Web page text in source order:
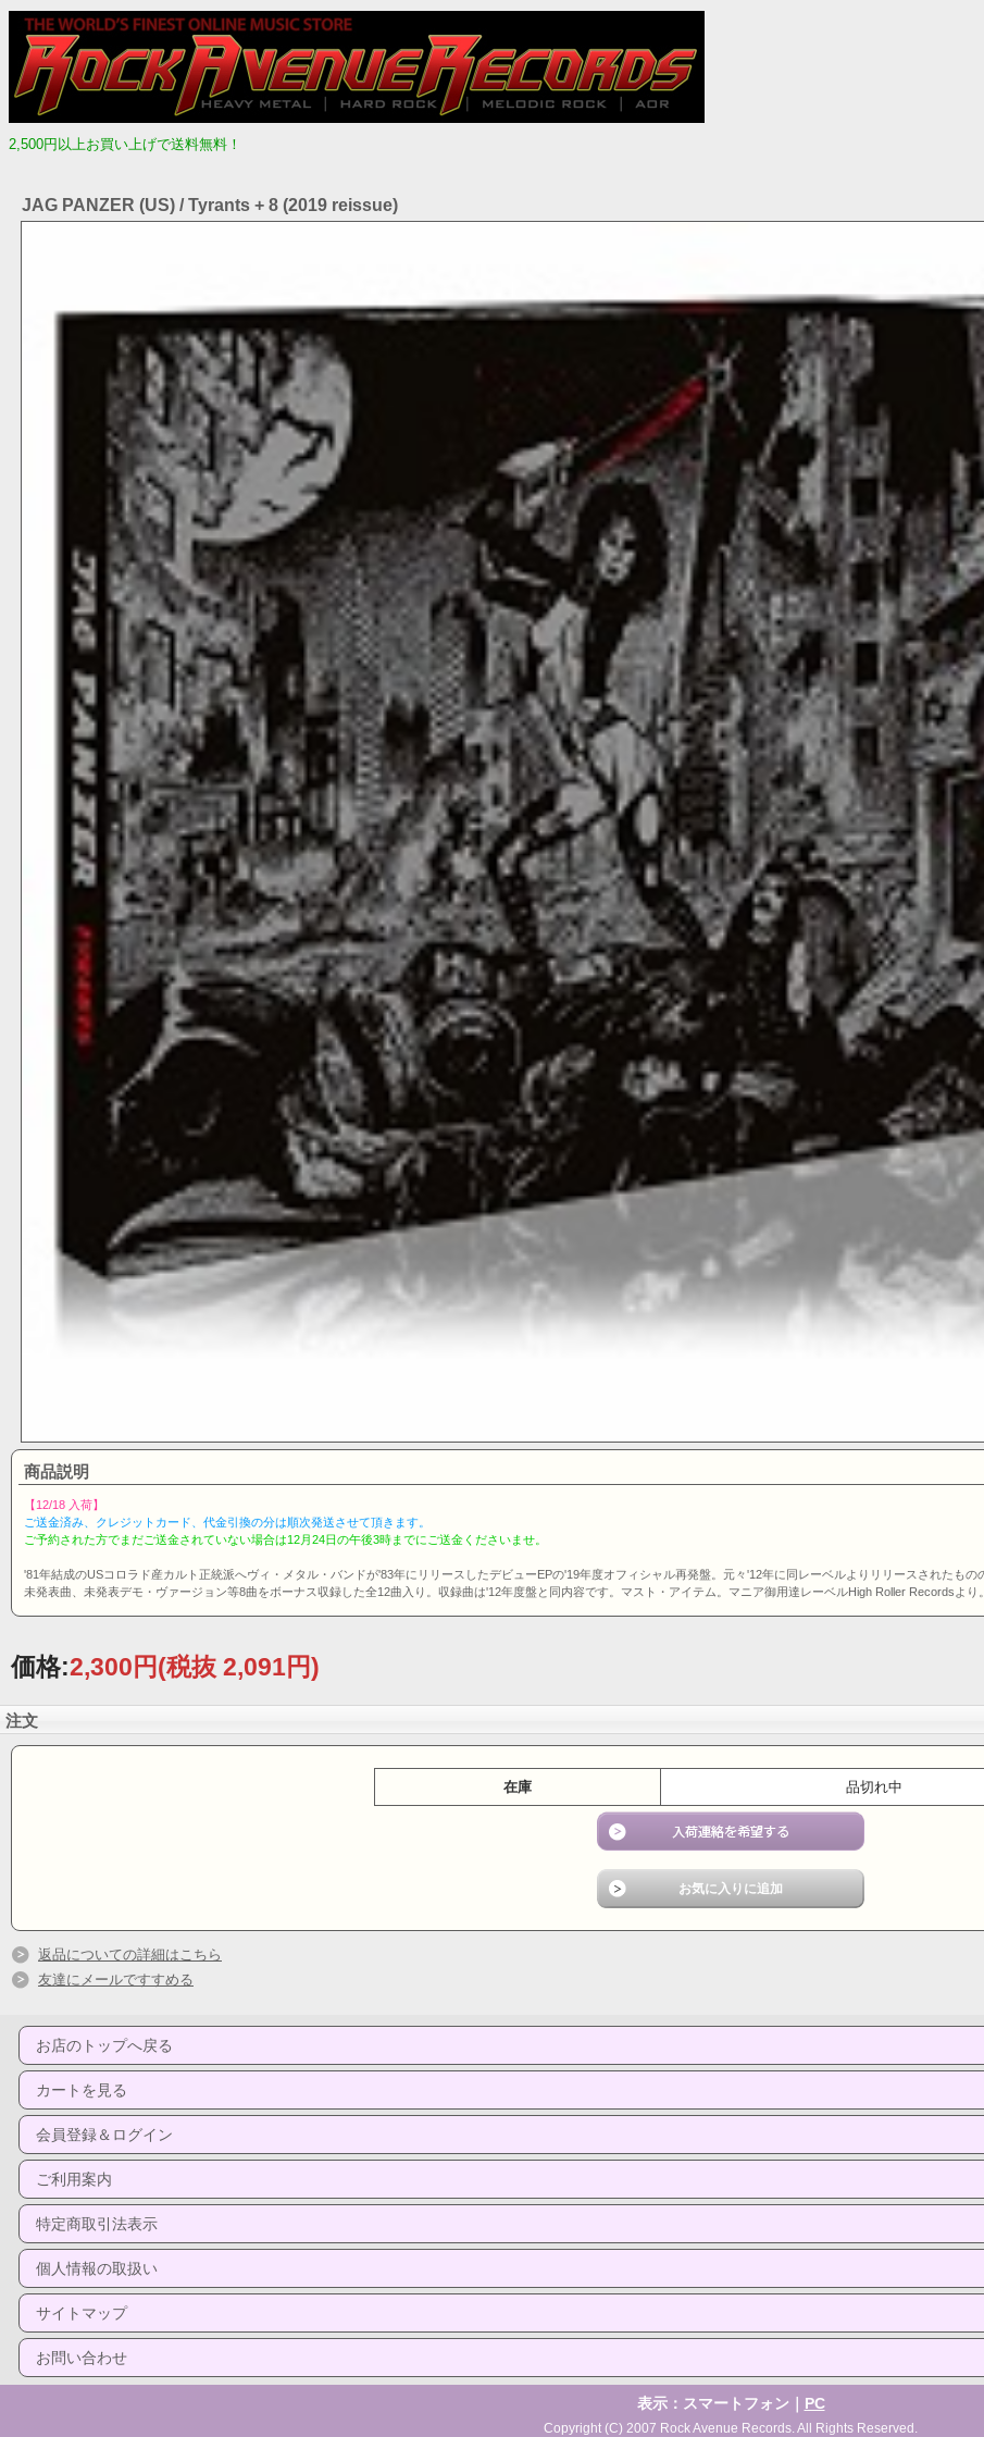
2,500円以上お買い上げで送料無料！
JAG PANZER (US) / Tyrants + 8 (2019 reissue)
商品説明
【12/18 入荷】
ご送金済み、クレジットカード、代金引換の分は順次発送させて頂きます。
ご予約された方でまだご送金されていない場合は12月24日の午後3時までにご送金くださいませ。
'81年結成のUSコロラド産カルト正統派へヴィ・メタル・バンドが'83年にリリースしたデビューEPの'19年度オフィシャル再発盤。元々'12年に同レーベルよりリリースされたも
未発表曲、未発表デモ・ヴァージョン等8曲をボーナス収録した全12曲入り。収録曲は'12年度盤と同内容です。マスト・アイテム。マニア御用達レーベルHigh Roller Recordsより
価格:2,300円(税抜 2,091円)
注文
在庫 品切れ中
返品についての詳細はこちら
友達にメールですすめる
お店のトップへ戻る
カートを見る
会員登録＆ログイン
ご利用案内
特定商取引法表示
個人情報の取扱い
サイトマップ
お問い合わせ
表示：スマートフォン｜ PC
Copyright (C) 2007 Rock Avenue Records. All Rights Reserved.